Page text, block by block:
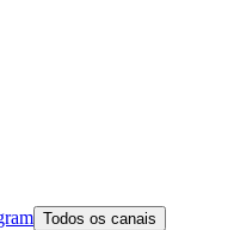
Todos os canais